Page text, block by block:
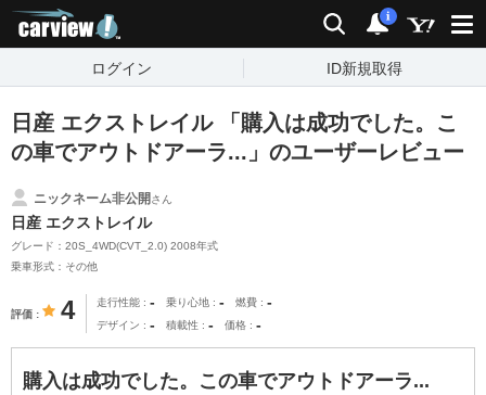
検索 通知
i
ログイン ID新規取得
日産 エクストレイル 「購入は成功でした。こ
の車でアウトドアーラ...」のユーザーレビュー
ニックネーム非公開さん
日産 エクストレイル
グレード：20S_4WD(CVT_2.0) 2008年式
乗車形式：その他
評価 4 走行性能 - 乗り心地 - 燃費 -
デザイン - 積載性 - 価格 -
購入は成功でした。この車でアウトドアーラ...